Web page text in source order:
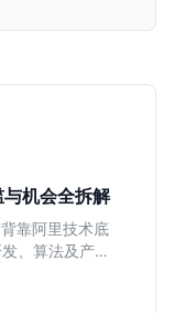
机会全拆解
靠阿里技术底
、算法及产品
曲线与抗压挑